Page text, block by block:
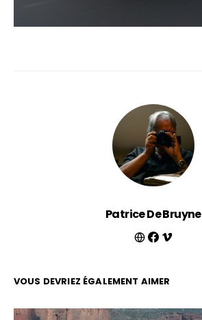
Patrice De Bruyne
VOUS DEVRIEZ ÉGALEMENT AIMER